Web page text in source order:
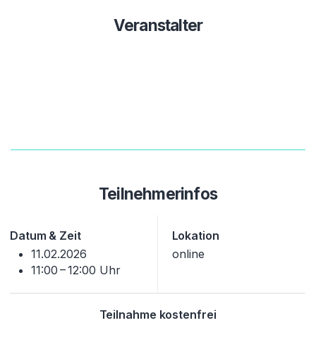
Veranstalter
Teilnehmerinfos
Datum & Zeit
11.02.2026
11:00 – 12:00 Uhr
Lokation
online
Teilnahme kostenfrei